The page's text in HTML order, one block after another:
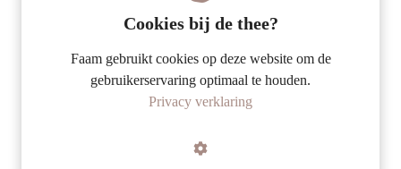
Cookies bij de thee?
Faam gebruikt cookies op deze website om de
gebruikerservaring optimaal te houden.
Privacy verklaring